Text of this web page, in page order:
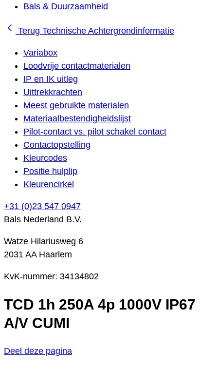
Bals & Duurzaamheid
Terug Technische Achtergrondinformatie
Variabox
Loodvrije contactmaterialen
IP en IK uitleg
Uittrekkrachten
Meest gebruikte materialen
Materiaalbestendigheidslijst
Pilot-contact vs. pilot schakel contact
Contactopstelling
Kleurcodes
Positie hulplip
Kleurencirkel
+31 (0)23 547 0947
Bals Nederland B.V.
Watze Hilariusweg 6
2031 AA Haarlem
KvK-nummer: 34134802
TCD 1h 250A 4p 1000V IP67
A/V CUMI
Deel deze pagina